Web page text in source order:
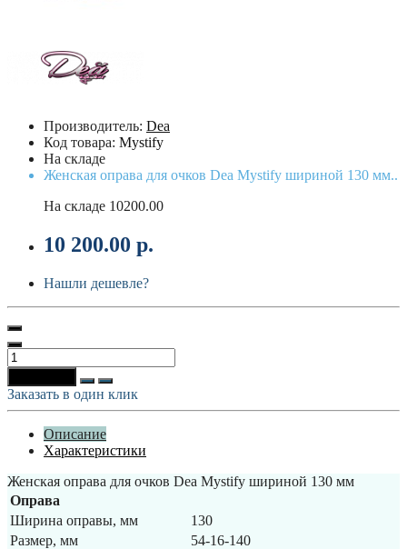
Производитель: Dea
Код товара: Mystify
На складе
Женская оправа для очков Dea Mystify шириной 130 мм..
На складе 10200.00
10 200.00 р.
Нашли дешевле?
Заказать в один клик
Описание
Характеристики
Женская оправа для очков Dea Mystify шириной 130 мм
Оправа
Ширина оправы, мм
130
Размер, мм
54-16-140